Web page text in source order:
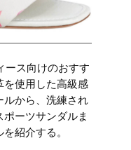
ース向けのおすす
使用した高級感
から、洗練され
ーツサンダルま
紹介する。